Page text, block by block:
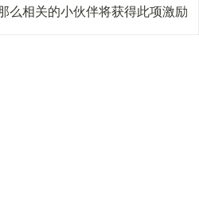
么相关的小伙伴将获得此项激励